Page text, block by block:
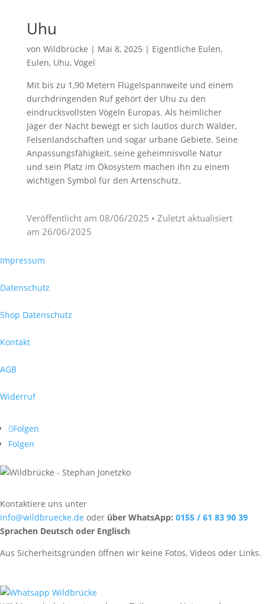
Uhu
von Wildbrücke | Mai 8, 2025 | Eigentliche Eulen,
Eulen, Uhu, Vögel
Mit bis zu 1,90 Metern Flügelspannweite und einem
durchdringenden Ruf gehört der Uhu zu den
eindrucksvollsten Vögeln Europas. Als heimlicher
Jäger der Nacht bewegt er sich lautlos durch Wälder,
Felsenlandschaften und sogar urbane Gebiete. Seine
Anpassungsfähigkeit, seine geheimnisvolle Natur
und sein Platz im Ökosystem machen ihn zu einem
wichtigen Symbol für den Artenschutz.
Veröffentlicht am 08/06/2025 • Zuletzt aktualisiert
am 26/06/2025
Impressum
Datenschutz
Shop Datenschutz
Kontakt
AGB
Widerruf
Folgen
Folgen
Kontaktiere uns unter
info@wildbruecke.de oder über WhatsApp: 0155 / 61 83 90 39
Sprachen Deutsch oder Englisch
Aus Sicherheitsgründen öffnen wir keine Fotos, Videos oder Links.